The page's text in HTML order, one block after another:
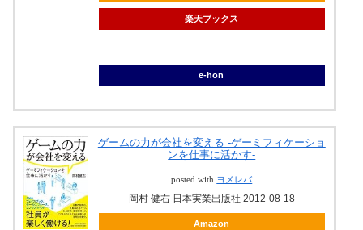
楽天ブックス
e-hon
ゲームの力が会社を変える -ゲーミフィケーショ
ンを仕事に活かす-
posted with ヨメレバ
岡村 健右 日本実業出版社 2012-08-18
Amazon